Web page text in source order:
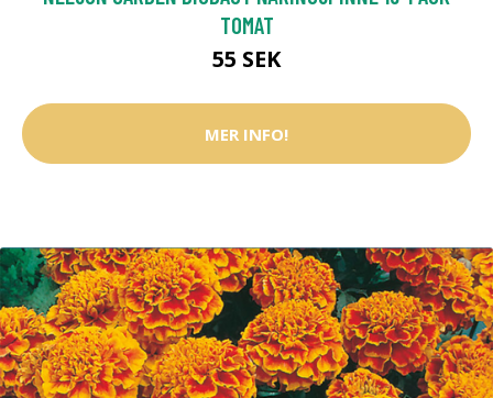
TOMAT
55 SEK
MER INFO!